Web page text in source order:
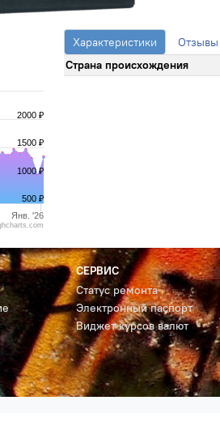
Янв. '26
500 ₽
1000 ₽
1500 ₽
2000 ₽
Характеристики
Отзывы
Страна происхождения
СЕРВИС
Статус ремонта
Электронный паспорт
Виджет курсов валют